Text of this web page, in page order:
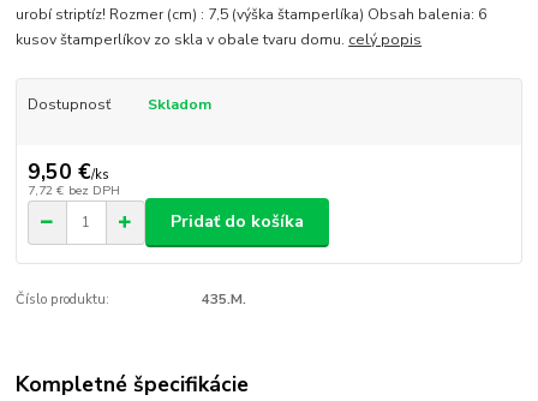
urobí striptíz! Rozmer (cm) : 7,5 (výška štamperlíka) Obsah balenia: 6
kusov štamperlíkov zo skla v obale tvaru domu. celý popis
Dostupnosť Skladom
9,50 €/ks
7,72 € bez DPH
Pridať do košíka
Číslo produktu: 435.M.
Kompletné špecifikácie